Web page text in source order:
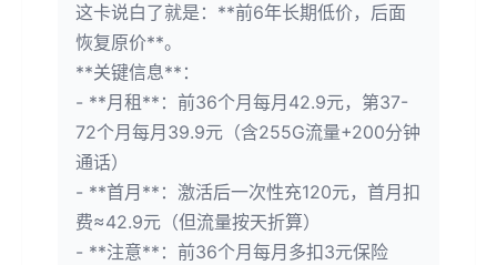
这卡说白了就是：**前6年长期低价，后面
恢复原价**。
**关键信息**：
- **月租**：前36个月每月42.9元，第37-
72个月每月39.9元（含255G流量+200分钟
通话）
- **首月**：激活后一次性充120元，首月扣
费≈42.9元（但流量按天折算）
- **注意**：前36个月每月多扣3元保险